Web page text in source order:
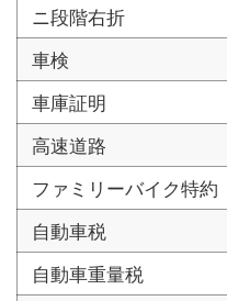
ニ段階右折
車検
車庫証明
高速道路
ファミリーバイク特約
自動車税
自動車重量税